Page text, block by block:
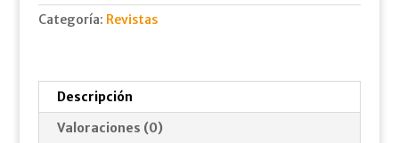
Categoría: Revistas
Descripción
Valoraciones (0)